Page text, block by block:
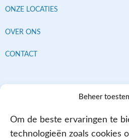
Beheer
Om de beste ervaringen te
technologieën zoals cookies
ONZE LOCATIES
OVER ONS
CONTACT
Contracten met alle